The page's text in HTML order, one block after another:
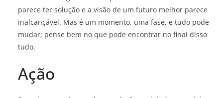
parece ter solução e a visão de um futuro melhor parece
inalcançável. Mas é um momento, uma fase, e tudo pode
mudar; pense bem no que pode encontrar no final disso
tudo.
Ação